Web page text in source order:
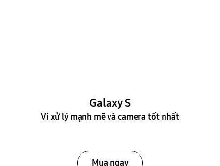
Galaxy S
Vi xử lý mạnh mẽ và camera tốt nhất
Mua ngay